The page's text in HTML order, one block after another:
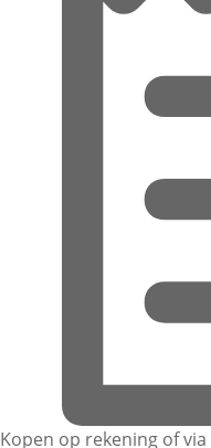
Kopen op rekening of